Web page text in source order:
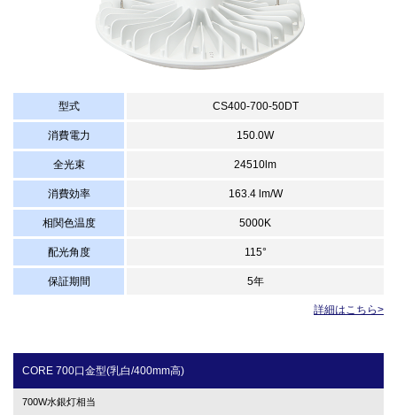
型式 CS400-700-50DT
消費電力 150.0W
全光束 24510lm
消費効率 163.4 lm/W
相関色温度 5000K
配光角度 115°
保証期間 5年
詳細はこちら>
CORE 700口金型(乳白/400mm高)
700W水銀灯相当